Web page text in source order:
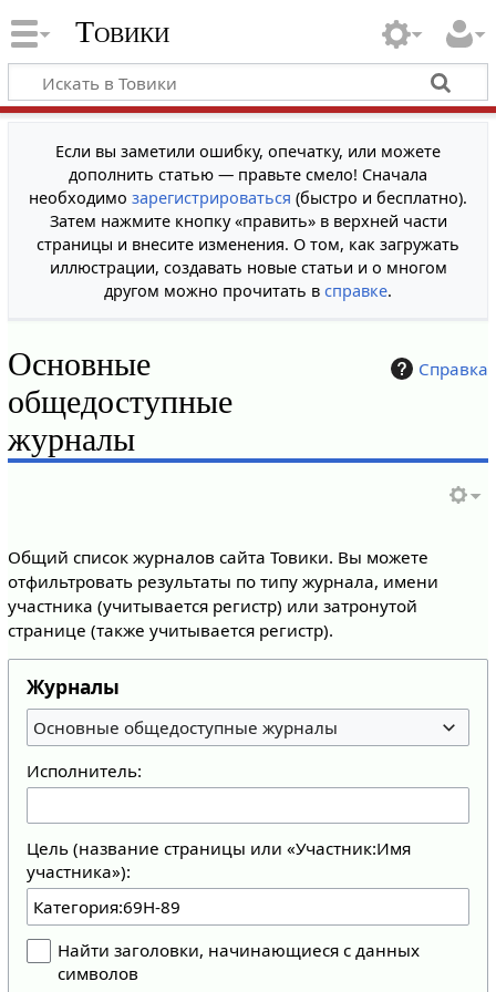
Товики
Если вы заметили ошибку, опечатку, или можете
дополнить статью — правьте смело! Сначала
необходимо зарегистрироваться (быстро и бесплатно).
Затем нажмите кнопку «править» в верхней части
страницы и внесите изменения. О том, как загружать
иллюстрации, создавать новые статьи и о многом
другом можно прочитать в справке.
Справка
Основные
общедоступные
журналы
Общий список журналов сайта Товики. Вы можете
отфильтровать результаты по типу журнала, имени
участника (учитывается регистр) или затронутой
странице (также учитывается регистр).
Журналы
Основные общедоступные журналы
Исполнитель:
Цель (название страницы или «Участник:Имя
участника»):
Найти заголовки, начинающиеся с данных
символов